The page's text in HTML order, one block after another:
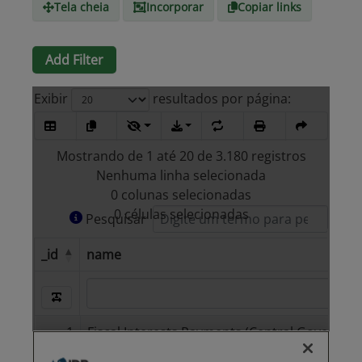
Tela cheia Incorporar Copiar links
Add Filter